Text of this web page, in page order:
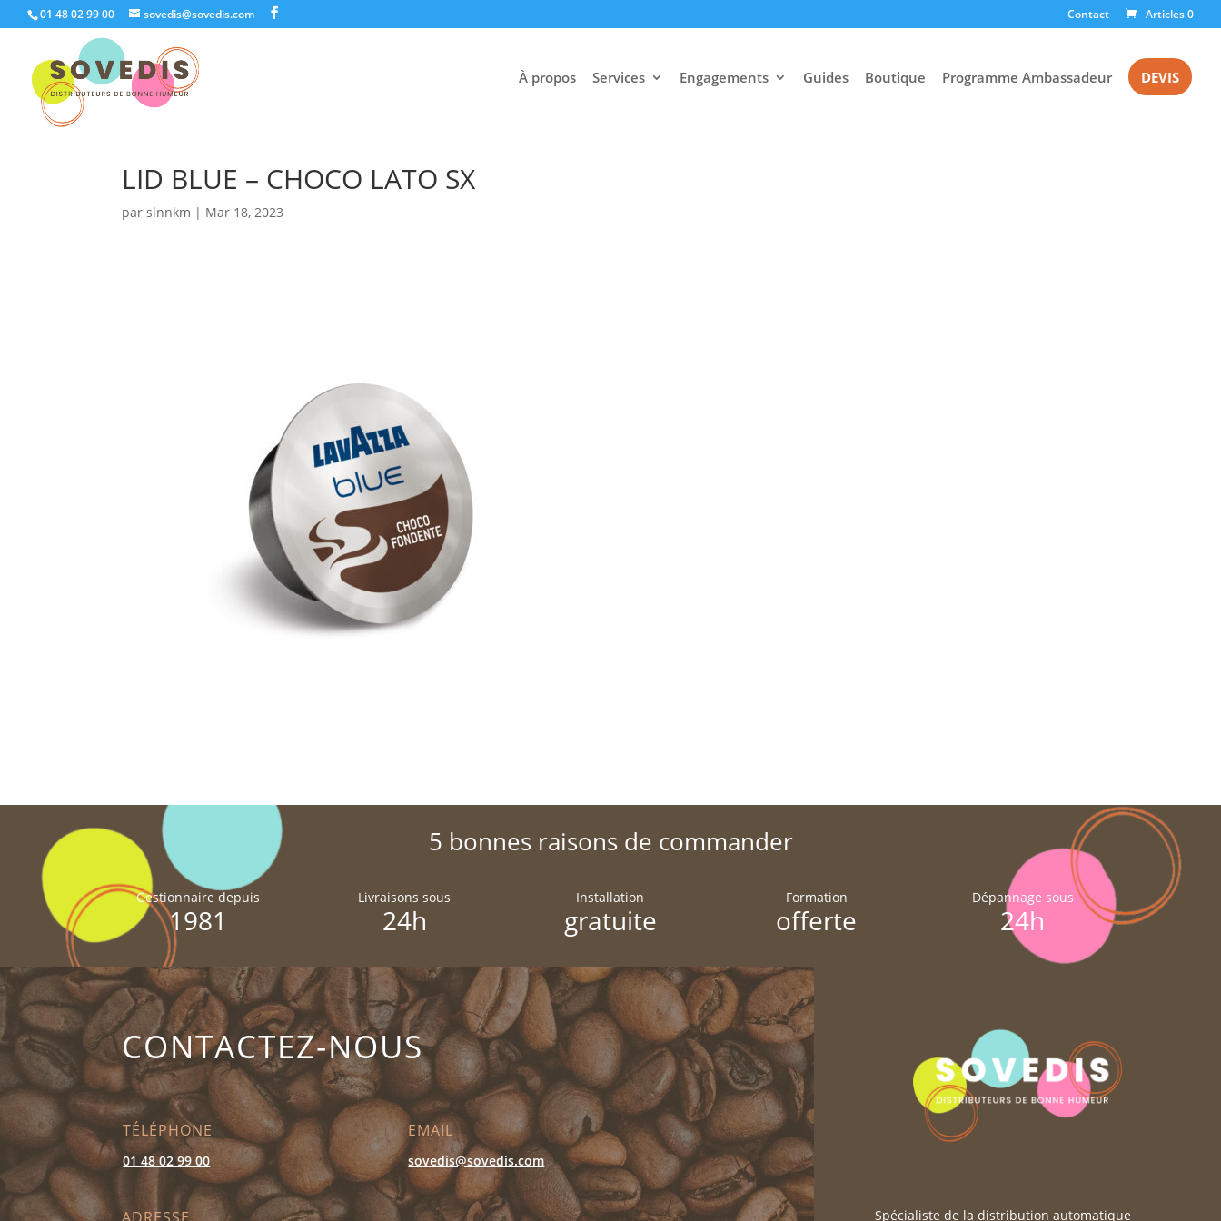
01 48 02 99 00 sovedis@sovedis.com Contact Articles 0
À propos Services Engagements Guides Boutique Programme Ambassadeur DEVIS
LID BLUE – CHOCO LATO SX
parslnnkm | Mar 18, 2023
5 bonnes raisons de commander
Gestionnaire depuis
1981
Livraisons sous
24h
Installation
gratuite
Formation
offerte
Dépannage sous
24h
CONTACTEZ-NOUS
TÉLÉPHONE
01 48 02 99 00
EMAIL
sovedis@sovedis.com
ADRESSE Spécialiste de la distribution automatique